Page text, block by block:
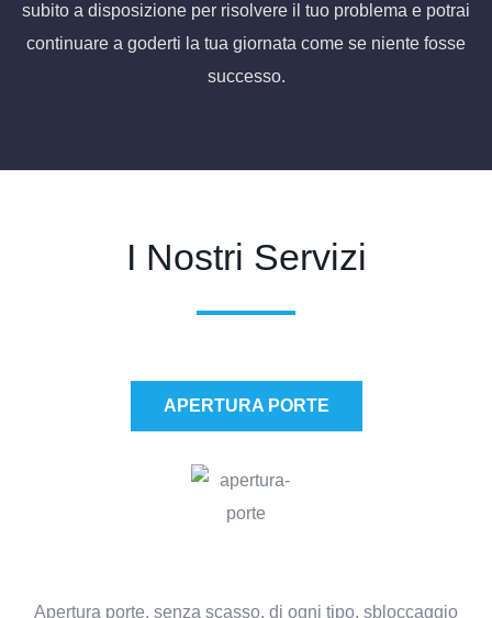
subito a disposizione per risolvere il tuo problema e potrai
continuare a goderti la tua giornata come se niente fosse
successo.
I Nostri Servizi
APERTURA PORTE​
Apertura porte, senza scasso, di ogni tipo, sbloccaggio